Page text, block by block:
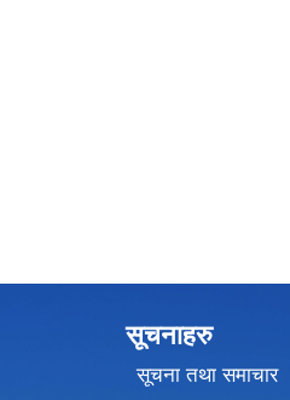
सूचनाहरु
सूचना तथा समाचार